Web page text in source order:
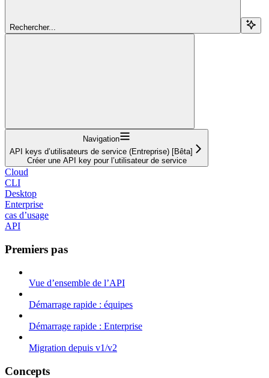
Rechercher...
Navigation
API keys d’utilisateurs de service (Entreprise) [Bêta]
Créer une API key pour l’utilisateur de service
Cloud
CLI
Desktop
Enterprise
cas d’usage
API
Premiers pas
Vue d’ensemble de l’API
Démarrage rapide : équipes
Démarrage rapide : Enterprise
Migration depuis v1/v2
Concepts